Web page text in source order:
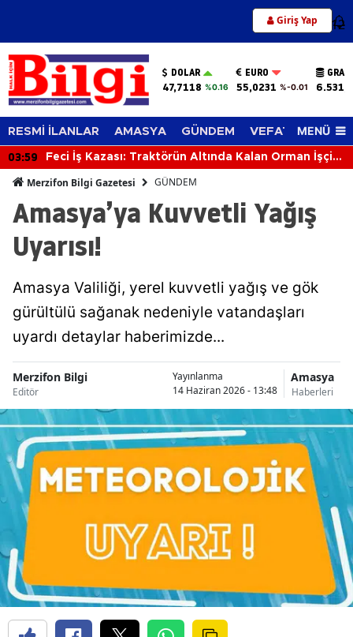
Giriş Yap 12
DOLAR
47,7118 %0.16
EURO
55,0231 %-0.01
RESMİ İLANLAR AMASYA GÜNDEM VEFAT EDENLER
MENÜ
03:59
Feci İş Kazası: Traktörün Altında Kalan Orman İşçisi
Merzifon Bilgi Gazetesi GÜNDEM
Amasya’ya Kuvvetli Yağış
Uyarısı!
Amasya Valiliği, yerel kuvvetli yağış ve gök
gürültülü sağanak nedeniyle vatandaşları
uyardı detaylar haberimizde...
Merzifon Bilgi
Editör
Yayınlanma
14 Haziran 2026 - 13:48
Amasya
Haberleri